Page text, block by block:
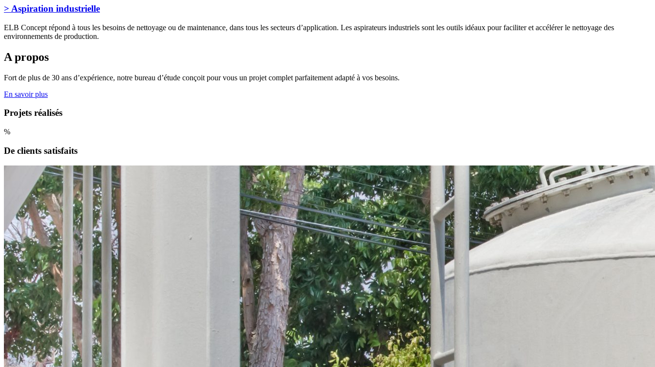
> Aspiration industrielle
ELB Concept répond à tous les besoins de nettoyage ou de maintenance, dans tous les secteurs d’application. Les aspirateurs industriels sont les outils idéaux pour faciliter et accélérer le nettoyage des
environnements de production.
A propos
Fort de plus de 30 ans d’expérience, notre bureau d’étude conçoit pour vous un projet complet parfaitement adapté à vos besoins.
En savoir plus
Projets réalisés
%
De clients satisfaits